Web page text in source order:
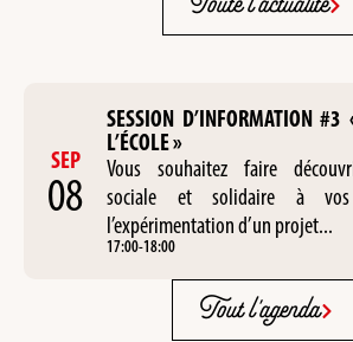
SEP
08
SESSION D’INFORMATION
L’ÉCOLE »
Vous souhaitez faire
sociale et solidaire à
l’expérimentation d’un projet...
17:00-18:00
Tout l'agenda